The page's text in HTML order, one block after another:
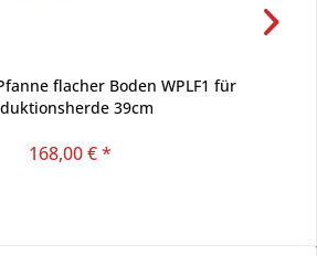
flacher Boden WPLF1 für
39cm
168,00 € *